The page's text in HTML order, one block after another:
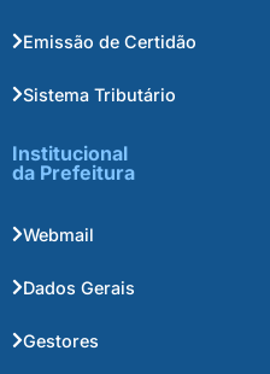
Emissão de Certidão
Sistema Tributário
Institucional
da Prefeitura
Webmail
Dados Gerais
Gestores